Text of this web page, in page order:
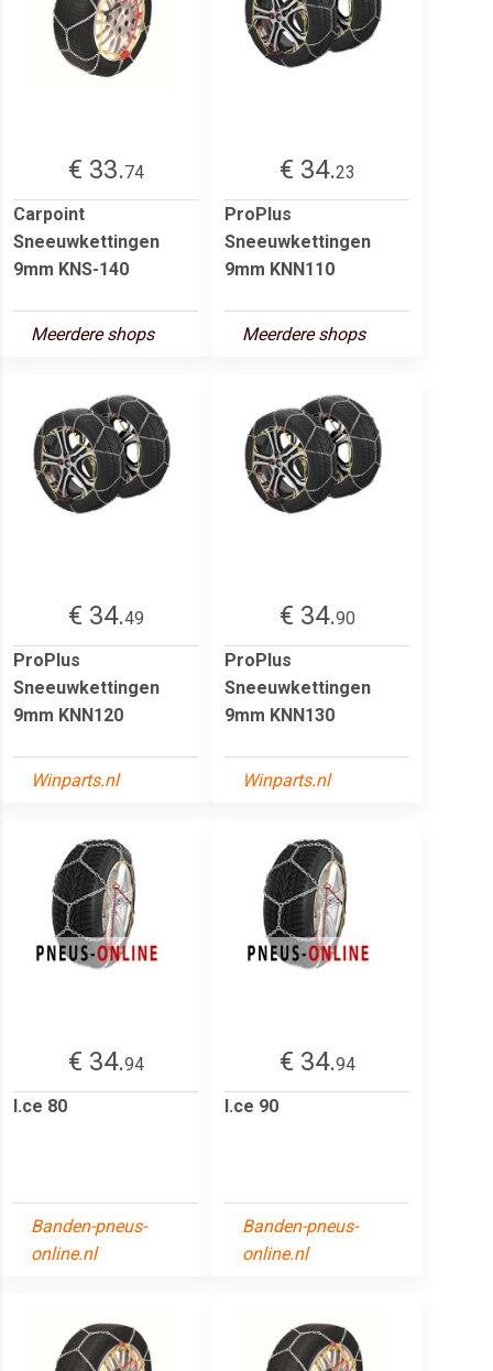
€ 33.74
Carpoint
Sneeuwkettingen
9mm KNS-140
Meerdere shops
€ 34.23
ProPlus
Sneeuwkettingen
9mm KNN110
Meerdere shops
€ 34.49
ProPlus
Sneeuwkettingen
9mm KNN120
Winparts.nl
€ 34.90
ProPlus
Sneeuwkettingen
9mm KNN130
Winparts.nl
€ 34.94
I.ce 80
Banden-pneus-
online.nl
€ 34.94
I.ce 90
Banden-pneus-
online.nl